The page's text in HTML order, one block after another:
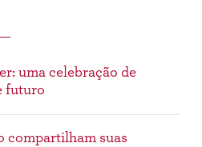
uma celebração de
futuro
compartilham suas